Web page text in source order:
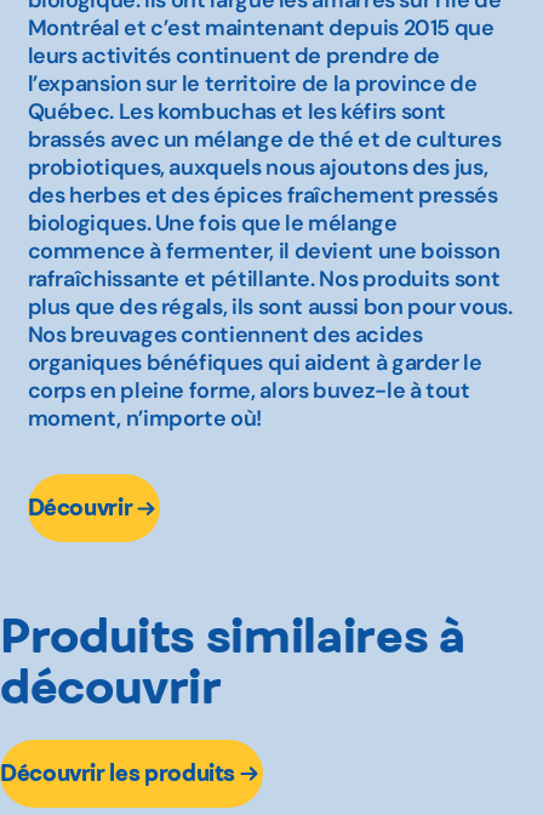
Montréal et c’est maintenant depuis 2015 que
leurs activités continuent de prendre de
l’expansion sur le territoire de la province de
Québec. Les kombuchas et les kéfirs sont
brassés avec un mélange de thé et de cultures
probiotiques, auxquels nous ajoutons des jus,
des herbes et des épices fraîchement pressés
biologiques. Une fois que le mélange
commence à fermenter, il devient une boisson
rafraîchissante et pétillante. Nos produits sont
plus que des régals, ils sont aussi bon pour vous.
Nos breuvages contiennent des acides
organiques bénéfiques qui aident à garder le
corps en pleine forme, alors buvez-le à tout
moment, n’importe où!
Découvrir
Produits similaires à
découvrir
Découvrir les produits